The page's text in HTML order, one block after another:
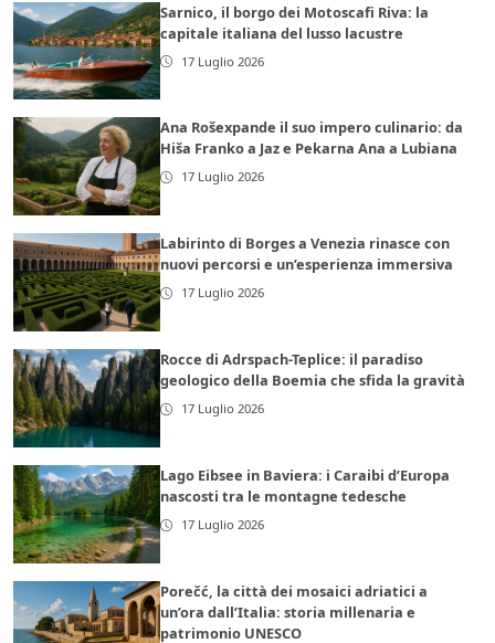
Sarnico, il borgo dei Motoscafi Riva: la
capitale italiana del lusso lacustre
17 Luglio 2026
Ana Rošexpande il suo impero culinario: da
Hiša Franko a Jaz e Pekarna Ana a Lubiana
17 Luglio 2026
Labirinto di Borges a Venezia rinasce con
nuovi percorsi e un’esperienza immersiva
17 Luglio 2026
Rocce di Adrspach-Teplice: il paradiso
geologico della Boemia che sfida la gravità
17 Luglio 2026
Lago Eibsee in Baviera: i Caraibi d’Europa
nascosti tra le montagne tedesche
17 Luglio 2026
Porečć, la città dei mosaici adriatici a
un’ora dall’Italia: storia millenaria e
patrimonio UNESCO